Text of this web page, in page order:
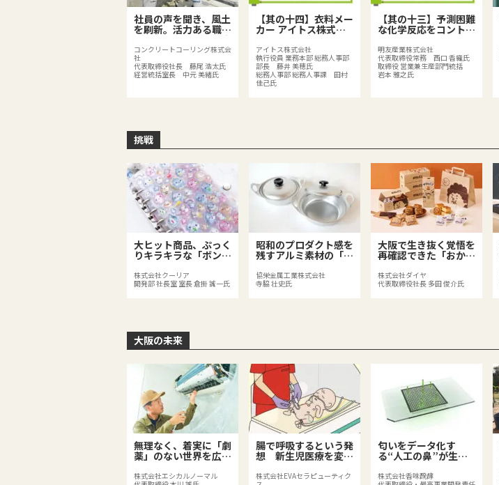
社員の声を聞き、風土
を刷新。活力ある職場
がイノベーションを生
む！
コンクリートコーリング株式会
社
代表取締役社長 藤尾 浩太氏
経営統括室長 中元 美緒氏
【其の十四】衣料メー
カー アイトス株式会
社のBCPは生産体制の
分散化、BCPの取り組
みで既存のリスク対策
を強化
アイトス株式会社
執行役員 業務本部 総務人事部
部長 藤井 美穂氏
総務人事部 総務人事課 田村
佳己氏
【其の十三】予測困難
な化学反応をコントロ
カーならではのリスク
とは？
明友産業株式会社
代表取締役常務 西口 香織氏
取締役 営業兼生産部門統括
岩本 雅之氏
挑戦
大ヒット商品、ぷっく
りキラキラな「ボンボ
株式会社クーリア
開発部 社長室 室長 倉掛 誠一氏
昭和のプロダクト感を
残すアルミ素材の「一
協栄金属工業株式会社
寺脇 壮史氏
大阪で生き抜く覚悟を
再確認できた「おかん
株式会社ダイヤ
代表取締役社長 多田 俊介氏
大阪の未来
無理なく、着実に「劇
薬」のない世界を広げ
株式会社エシカルノーマル
腸で呼吸するという発
想 新生児医療を変え
株式会社EVAセラピューティク
匂いをデータ化す
る“人工の鼻”が生み
株式会社香味醗酵